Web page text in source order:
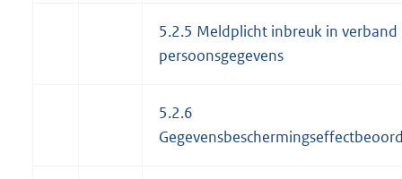
5.2.5 Meldplicht inbreuk in verband
persoonsgegevens
5.2.6